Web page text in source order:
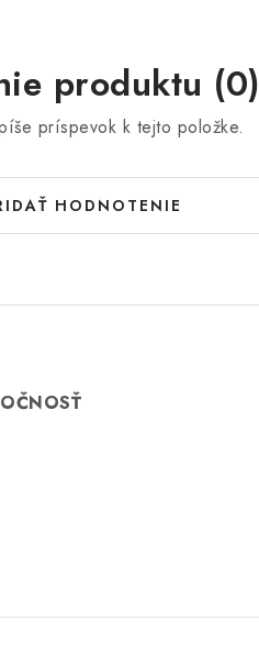
produktu (0)
príspevok k tejto položke.
HODNOTENIE